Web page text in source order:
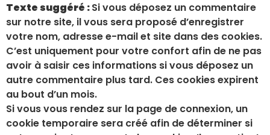
Texte suggéré :Si vous déposez un commentaire
sur notre site, il vous sera proposé d’enregistrer
votre nom, adresse e-mail et site dans des cookies.
C’est uniquement pour votre confort afin de ne pas
avoir à saisir ces informations si vous déposez un
autre commentaire plus tard. Ces cookies expirent
au bout d’un mois.
Si vous vous rendez sur la page de connexion, un
cookie temporaire sera créé afin de déterminer si